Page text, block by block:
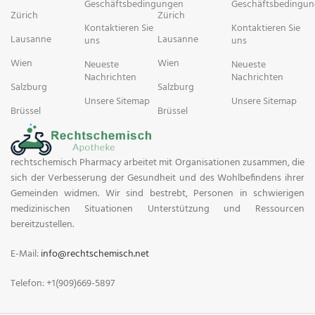
Zürich
Lausanne
Wien
Salzburg
Brüssel
Geschäftsbedingungen
Kontaktieren Sie
uns
Neueste
Nachrichten
Unsere Sitemap
Zürich
Lausanne
Wien
Salzburg
Brüssel
Kontaktieren Sie
uns
Neueste
Nachrichten
Unsere Sitemap
rechtschemisch Pharmacy arbeitet mit Organisationen zusammen, die
sich der Verbesserung der Gesundheit und des Wohlbefindens ihrer
Gemeinden widmen. Wir sind bestrebt, Personen in schwierigen
medizinischen Situationen Unterstützung und Ressourcen
bereitzustellen.
E-Mail:info@rechtschemisch.net
Telefon: +1(909)669-5897